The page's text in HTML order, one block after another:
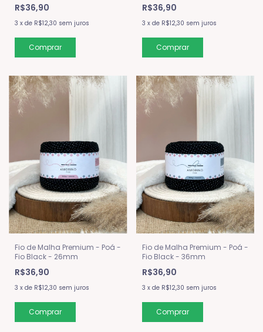
R$36,90
3 x de R$12,30 sem juros
R$36,90
3 x de R$12,30 sem juros
Fio de Malha Premium - Poá -
Fio Black - 26mm
R$36,90
3 x de R$12,30 sem juros
Fio de Malha Premium - Poá -
Fio Black - 36mm
R$36,90
3 x de R$12,30 sem juros